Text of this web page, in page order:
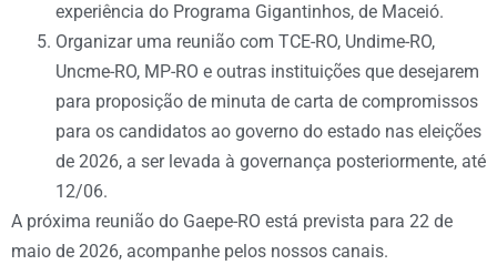
experiência do Programa Gigantinhos, de Maceió.
Organizar uma reunião com TCE-RO, Undime-RO,
Uncme-RO, MP-RO e outras instituições que desejarem
para proposição de minuta de carta de compromissos
para os candidatos ao governo do estado nas eleições
de 2026, a ser levada à governança posteriormente, até
12/06.
A próxima reunião do Gaepe-RO está prevista para 22 de
maio de 2026, acompanhe pelos nossos canais.